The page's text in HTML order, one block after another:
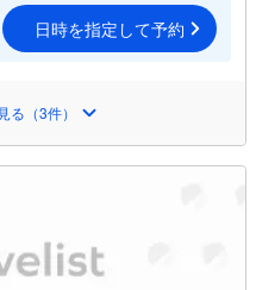
日時を指定して予約
る（3件）